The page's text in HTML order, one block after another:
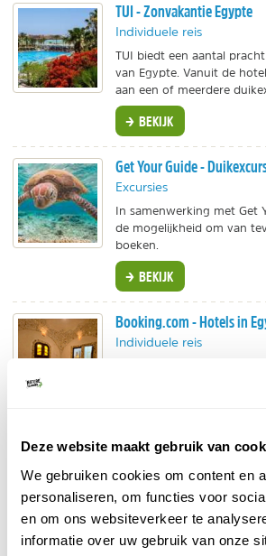
Deze website maakt gebruik van
We gebruiken cookies om content en
personaliseren, om functies voor
en om ons websiteverkeer te
informatie over uw gebruik van onze
TUI - Zonvakantie Egypte
Individuele reis
TUI biedt een aantal
van Egypte. Vanuit de
aan een of meerdere
BEKIJK
Get Your Guide -
Excursies
In samenwerking met Get
de mogelijkheid om van
boeken.
BEKIJK
Booking.com - Hotels in
Individuele reis
midden in de woestijn. Bij
BEKIJK
Deel deze pagina! DELEN OPDELEN OP X